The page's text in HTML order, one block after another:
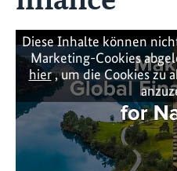
Diese Inhalte können
Marketing-Cookies
hier, um die Cookies zu